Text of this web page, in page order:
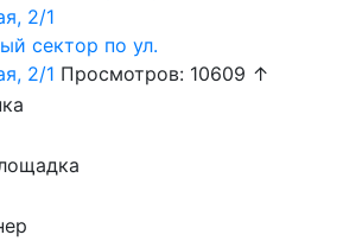
сектор по ул.
2/1 Просмотров: 10609 ↑